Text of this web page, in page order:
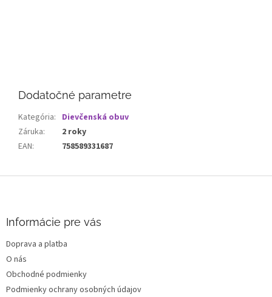
Dodatočné parametre
Kategória: Dievčenská obuv
Záruka:
2 roky
EAN: 758589331687
e
Informácie pre vás
Doprava a platba
O nás
Obchodné podmienky
Podmienky ochrany osobných údajov